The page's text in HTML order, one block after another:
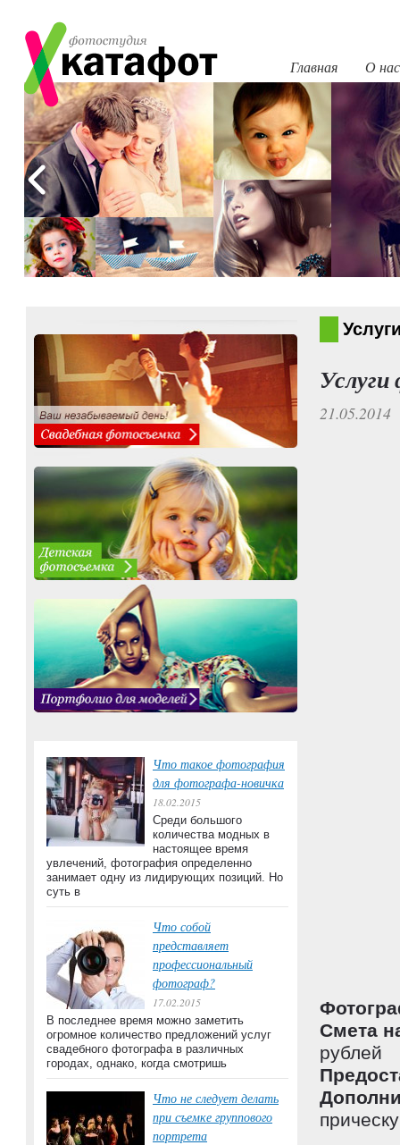
Главная О нас
21.05.2014
Смета
рублей
Что такое фотография
для фотографа-новичка
18.02.2015
Среди большого
количества модных в
настоящее время
увлечений, фотография определенно
занимает одну из лидирующих позиций. Но
суть в
Что собой
представляет
профессиональный
фотограф?
17.02.2015
В последнее время можно заметить
огромное количество предложений услуг
свадебного фотографа в различных
городах, однако, когда смотришь
Что не следует делать
при съемке группового
портрета